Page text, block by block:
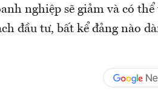
nghiệp sẽ giảm và có thể
đầu tư, bất kể đảng nào